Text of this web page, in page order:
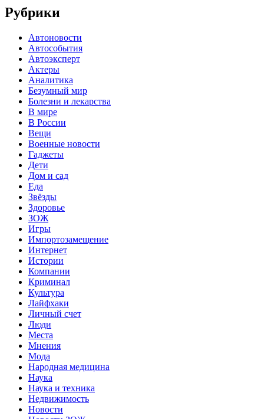
Рубрики
Автоновости
Автособытия
Автоэксперт
Актеры
Аналитика
Безумный мир
Болезни и лекарства
В мире
В России
Вещи
Военные новости
Гаджеты
Дети
Дом и сад
Еда
Звёзды
Здоровье
ЗОЖ
Игры
Импортозамещение
Интернет
Истории
Компании
Криминал
Культура
Лайфхаки
Личный счет
Люди
Места
Мнения
Мода
Народная медицина
Наука
Наука и техника
Недвижимость
Новости